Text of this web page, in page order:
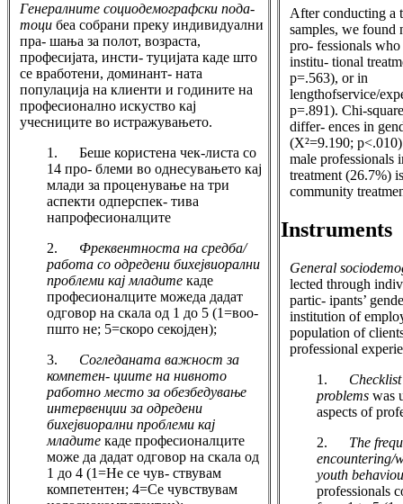
Генералните социо­демографски пода-
тоци беа собрани преку индивидуални
пра- шања за полот, возраста,
професијата, инсти- туцијата каде што
се вработени, доминант- ната
популација на клиенти и годините на
професионално искуство кај
учесниците во истражувањето.
1. Беше користена чек-листа со
14 про- блеми во однесувањето кај
млади за проценување на три
аспекти одперспек- тива
напрофесионалците
2. Фреквентноста на средба/
работа со одредени бихејвиорални
проблеми кај младитекаде
професионалците можеда дадат
одговор на скала од 1 до 5 (1=воо-
пшто не; 5=скоро секојден);
3. Согледаната важност за
компетен- циите на нивното
работно место за обезбедување
интервенции за одредени
бихејвиорални проблеми кај
младитекаде професионалците
може да дадат одговор на скала од
1 до 4 (1=Не се чув- ствувам
компетентен; 4=Се чувствувам
After conducting a
samples, we found
pro- fessionals
institu- tional
p=.563), or in
lengthofservice/
p=.891). Chi-
differ- ences in
(Χ²=9.190;
male professionals
treatment (26.7%)
community
Instruments
General
lected through
partic- ipants’
institution of
population of
professional
1.
problemswas
aspects of
2. The
encountering/
youth
professionals